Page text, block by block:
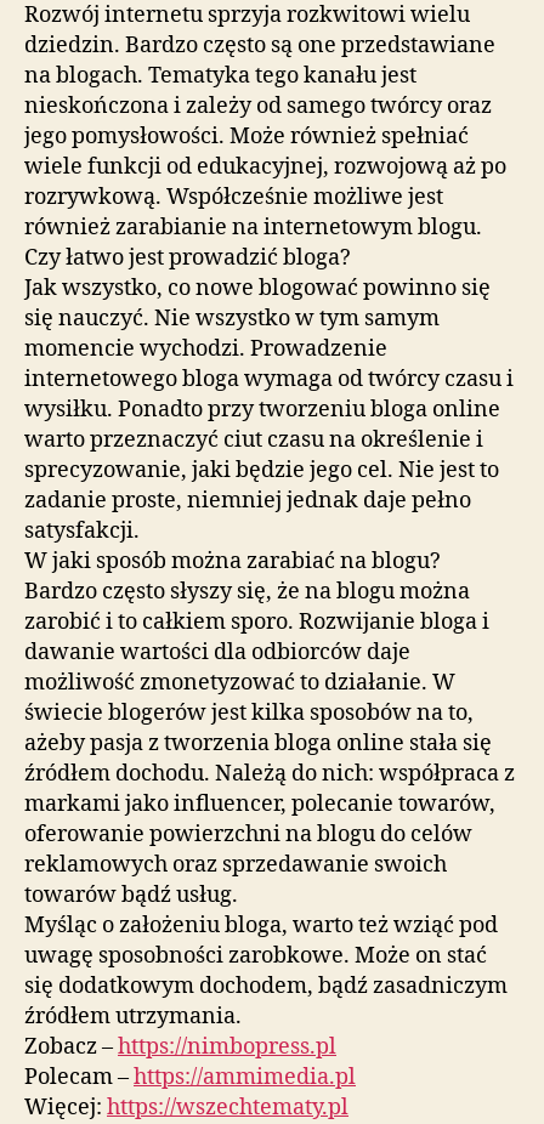
Rozwój internetu sprzyja rozkwitowi wielu
dziedzin. Bardzo często są one przedstawiane
na blogach. Tematyka tego kanału jest
nieskończona i zależy od samego twórcy oraz
jego pomysłowości. Może również spełniać
wiele funkcji od edukacyjnej, rozwojową aż po
rozrywkową. Współcześnie możliwe jest
również zarabianie na internetowym blogu.
Czy łatwo jest prowadzić bloga?
Jak wszystko, co nowe blogować powinno się
się nauczyć. Nie wszystko w tym samym
momencie wychodzi. Prowadzenie
internetowego bloga wymaga od twórcy czasu i
wysiłku. Ponadto przy tworzeniu bloga online
warto przeznaczyć ciut czasu na określenie i
sprecyzowanie, jaki będzie jego cel. Nie jest to
zadanie proste, niemniej jednak daje pełno
satysfakcji.
W jaki sposób można zarabiać na blogu?
Bardzo często słyszy się, że na blogu można
zarobić i to całkiem sporo. Rozwijanie bloga i
dawanie wartości dla odbiorców daje
możliwość zmonetyzować to działanie. W
świecie blogerów jest kilka sposobów na to,
ażeby pasja z tworzenia bloga online stała się
źródłem dochodu. Należą do nich: współpraca z
markami jako influencer, polecanie towarów,
oferowanie powierzchni na blogu do celów
reklamowych oraz sprzedawanie swoich
towarów bądź usług.
Myśląc o założeniu bloga, warto też wziąć pod
uwagę sposobności zarobkowe. Może on stać
się dodatkowym dochodem, bądź zasadniczym
źródłem utrzymania.
Zobacz –https://nimbopress.pl
Polecam –https://ammimedia.pl
Więcej: https://wszechtematy.pl